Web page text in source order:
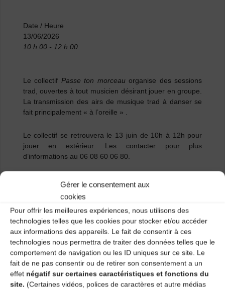
Gérer le consentement aux
cookies
Pour offrir les meilleures expériences, nous utilisons des
technologies telles que les cookies pour stocker et/ou accéder
aux informations des appareils. Le fait de consentir à ces
technologies nous permettra de traiter des données telles que le
comportement de navigation ou les ID uniques sur ce site. Le
fait de ne pas consentir ou de retirer son consentement a un
effet négatif sur certaines caractéristiques et fonctions du
site. (Certaines vidéos, polices de caractères et autre médias
Date / Heure
13/06/2026
10 h 00 - 12 h 00
Le collectif Passe ton morceauorganise des sessions
trad, ouvertes à tout musicien désirant jouer en groupe.
La transmission des airs de musique trad à danser se
fait principalement « à l’oreille » .
Le collectif se retrouvera le 13 juin de 10h à 12h pour
jouer en extérieur. Les contacter pour plus
d’informations au 06 08 60 06 80.
Marches du Velay Rochebaron 27 euros
Pour tout Renseignement: 06 08 60 06 80
Catégories
Agenda